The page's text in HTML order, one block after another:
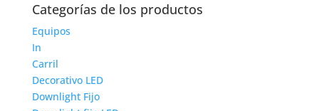
Categorías de los productos
Equipos
In
Carril
Decorativo LED
Downlight Fijo